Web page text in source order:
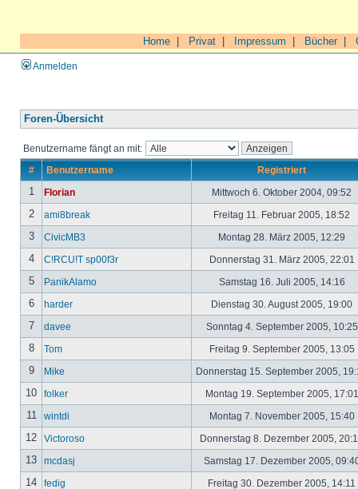
Home Privat Impressum Bücher|
Anmelden
Foren-Übersicht
Benutzername fängt an mit:
# Benutzername Registriert
1 Florian Mittwoch 6. Oktober 2004, 09:52
2 ami8break Freitag 11. Februar 2005, 18:52
3 CivicMB3 Montag 28. März 2005, 12:29
4 C!RCU!T sp00f3r Donnerstag 31. März 2005, 22:01
5 PanikAlamo Samstag 16. Juli 2005, 14:16
6 harder Dienstag 30. August 2005, 19:00
7 davee Sonntag 4. September 2005,
8 Tom Freitag 9. September 2005, 13:05
9 Mike Donnerstag 15. September 2005,
10 folker Montag 19. September 2005,
11 wintdi Montag 7. November 2005, 15:40
12 Victoroso Donnerstag 8. Dezember 2005,
13 mcdasj Samstag 17. Dezember 2005,
14 fedig Freitag 30. Dezember 2005, 14:11